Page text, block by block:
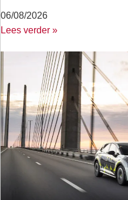
06/08/2026
Lees verder »